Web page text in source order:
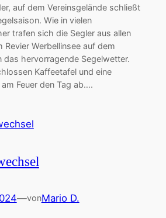
auf dem Vereinsgelände schließt
Wie in vielen
trafen sich die Segler aus allen
Revier Werbellinsee auf dem
das hervorragende Segelwetter.
Kaffeetafel und eine
Feuer den Tag ab….
—vonMario D.